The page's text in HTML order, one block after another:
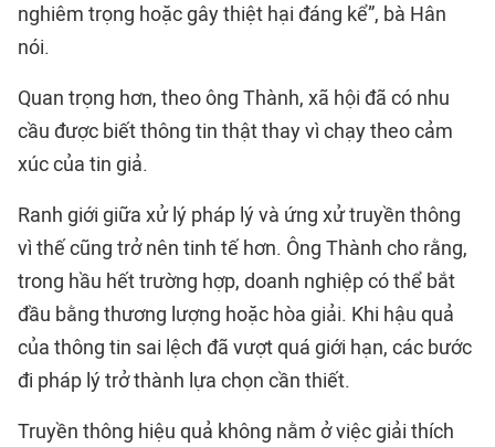
nghiêm trọng hoặc gây thiệt hại đáng kể”, bà Hân
nói.
Quan trọng hơn, theo ông Thành, xã hội đã có nhu
cầu được biết thông tin thật thay vì chạy theo cảm
xúc của tin giả.
Ranh giới giữa xử lý pháp lý và ứng xử truyền thông
vì thế cũng trở nên tinh tế hơn. Ông Thành cho rằng,
trong hầu hết trường hợp, doanh nghiệp có thể bắt
đầu bằng thương lượng hoặc hòa giải. Khi hậu quả
của thông tin sai lệch đã vượt quá giới hạn, các bước
đi pháp lý trở thành lựa chọn cần thiết.
Truyền thông hiệu quả không nằm ở việc giải thích